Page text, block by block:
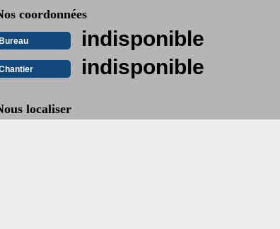
coordonnées
indisponible
indisponible
localiser